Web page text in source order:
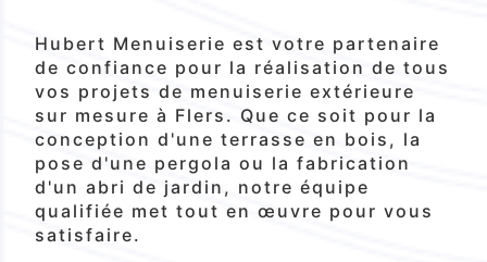
Hubert Menuiserie est votre partenaire
de confiance pour la réalisation de tous
vos projets de menuiserie extérieure
sur mesure à Flers. Que ce soit pour la
conception d'une terrasse en bois, la
pose d'une pergola ou la fabrication
d'un abri de jardin, notre équipe
qualifiée met tout en œuvre pour vous
satisfaire.